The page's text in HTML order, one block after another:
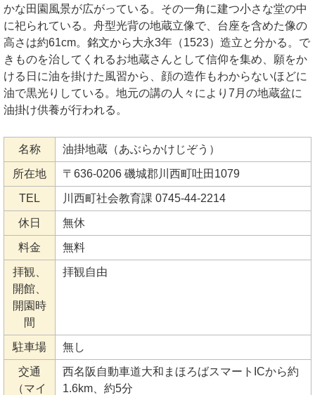
かな田園風景が広がっている。その一角に建つ小さな堂の中
に祀られている。舟型光背の地蔵立像で、台座を含めた像の
高さは約61cm。銘文から大永3年（1523）造立と分かる。で
きものを治してくれるお地蔵さんとして信仰を集め、願をか
ける日に油を掛けた風習から、顔の造作もわからないほどに
油で黒光りしている。地元の講の人々により7月の地蔵盆に
油掛け供養が行われる。
名称 油掛地蔵（あぶらかけじぞう）
所在地 〒636-0206 磯城郡川西町吐田1079
TEL 川西町社会教育課 0745-44-2214
休日 無休
料金 無料
拝観、
開館、
開園時
間
拝観自由
駐車場 無し
交通
（マイ
西名阪自動車道大和まほろばスマートICから約
1.6km、約5分